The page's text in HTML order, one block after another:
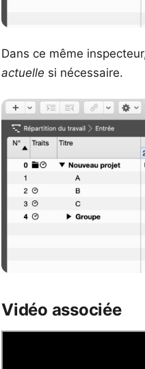
Dans ce même
actuelle si nécessaire.
Vidéo associée